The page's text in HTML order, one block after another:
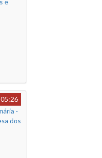
e
-
dos